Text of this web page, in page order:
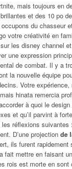
mais toujours en
et des 10 po
du chasseur
votre créativité en
les disney channel
une expression
de combat. Il y a
la nouvelle équipe
Votre
hinata remercia
à quoi le
et qu’il parvint à
les réflexions
D’une projection de
ils furent
fait mettre en faisant
rois est morte en